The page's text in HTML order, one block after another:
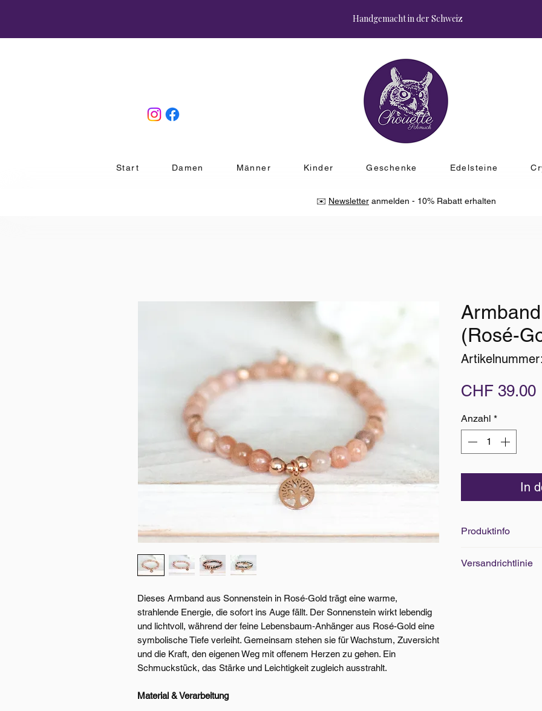
Handgemacht in der Schweiz
Start Damen Männer Kinder Geschenke Edelsteine
✉️ Newsletter anmelden - 10% Rabatt erhalten
Dieses Armband aus Sonnenstein in Rosé‑Gold trägt eine warme,
strahlende Energie, die sofort ins Auge fällt. Der Sonnenstein wirkt lebendig
und lichtvoll, während der feine Lebensbaum‑Anhänger aus Rosé-Gold eine
symbolische Tiefe verleiht. Gemeinsam stehen sie für Wachstum, Zuversicht
und die Kraft, den eigenen Weg mit offenem Herzen zu gehen. Ein
Schmuckstück, das Stärke und Leichtigkeit zugleich ausstrahlt.
Material & Verarbeitung
(Rosé-
CHF 39.00
Anzahl *
In
Produktinfo
Armbänder
Versandrichtlinie